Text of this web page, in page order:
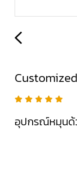
อุปกรณ์หมุนด้